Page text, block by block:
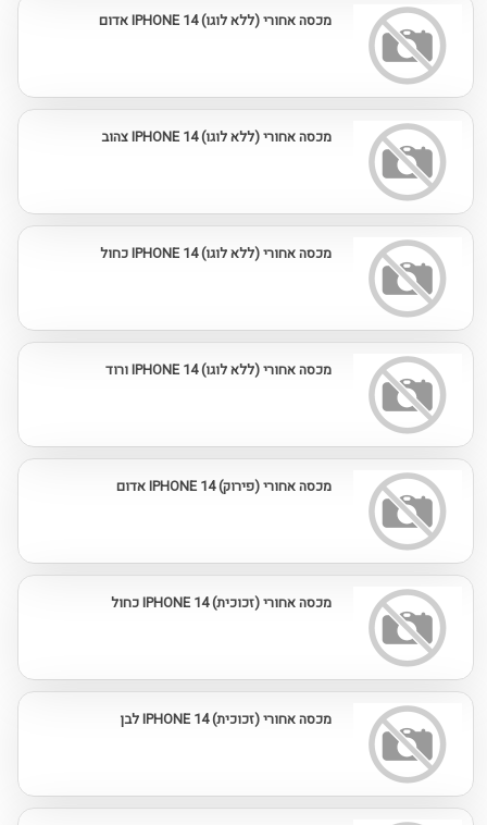
מכסה אחורי (ללא לוגו) IPHONE 14 אדום
מכסה אחורי (ללא לוגו) IPHONE 14 צהוב
מכסה אחורי (ללא לוגו) IPHONE 14 כחול
מכסה אחורי (ללא לוגו) IPHONE 14 ורוד
מכסה אחורי (פירוק) IPHONE 14 אדום
מכסה אחורי (זכוכית) IPHONE 14 כחול
מכסה אחורי (זכוכית) IPHONE 14 לבן